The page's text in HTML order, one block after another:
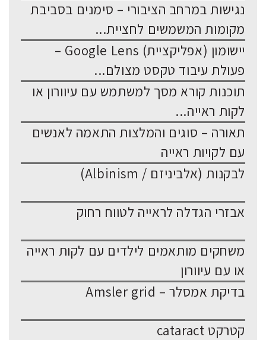
נגישות במרחב הציבורי – סימנים בסביבת
מקומות המשמשים לחציית...
יישומון (אפליקציית) Google Lens –
פעולת עיבוד טקסט מצולם...
תוכנות קורא מסך למשתמש עם עיוורון או
לקות ראייה...
תאורה – סוגים והמלצות התאמה לאנשים
עם לקויות ראייה
לבקנות (אלביניזם / Albinism)
אבזרי הגדלה לראייה לטווח רחוק
משחקים מותאמים לילדים עם לקות ראייה
או עם עיוורון
בדיקת אמסלר – Amsler grid
קטרקט cataract